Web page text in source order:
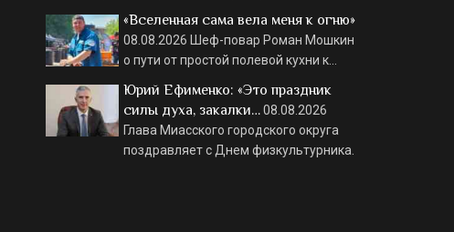
«Вселенная сама вела меня к огню»
08.08.2026 Шеф-повар Роман Мошкин
о пути от простой полевой кухни к…
Юрий Ефименко: «Это праздник
силы духа, закалки…08.08.2026
Глава Миасского городского округа
поздравляет с Днем физкультурника.